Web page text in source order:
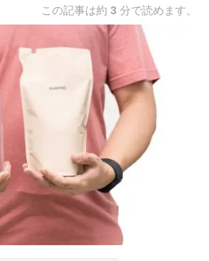
この記事は約 3 分で読めます。